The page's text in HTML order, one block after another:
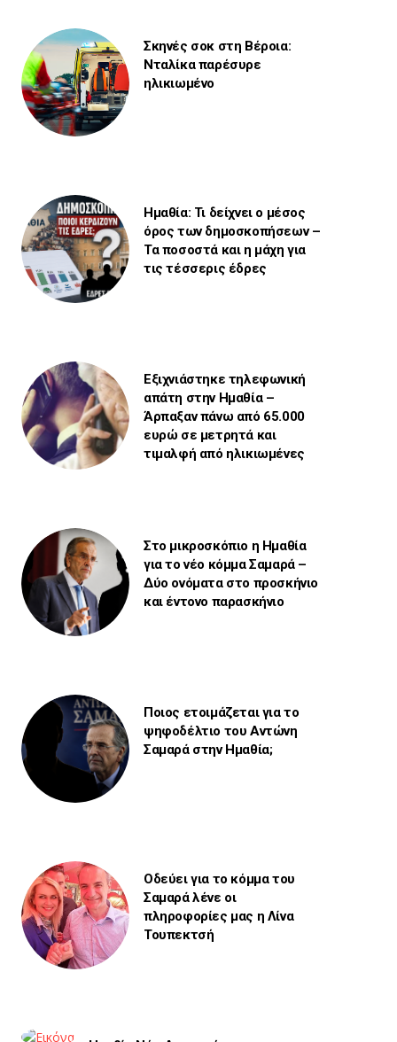
Σκηνές σοκ στη Βέροια:
Νταλίκα παρέσυρε
ηλικιωμένο
Ημαθία: Τι δείχνει ο μέσος
όρος των δημοσκοπήσεων –
Τα ποσοστά και η μάχη για
τις τέσσερις έδρες
Εξιχνιάστηκε τηλεφωνική
απάτη στην Ημαθία –
Άρπαξαν πάνω από 65.000
ευρώ σε μετρητά και
τιμαλφή από ηλικιωμένες
Στο μικροσκόπιο η Ημαθία
για το νέο κόμμα Σαμαρά –
Δύο ονόματα στο προσκήνιο
και έντονο παρασκήνιο
Ποιος ετοιμάζεται για το
ψηφοδέλτιο του Αντώνη
Σαμαρά στην Ημαθία;
Οδεύει για το κόμμα του
Σαμαρά λένε οι
πληροφορίες μας η Λίνα
Τουπεκτσή